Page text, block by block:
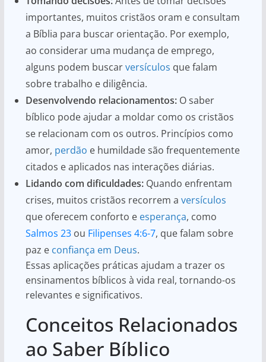
importantes, muitos cristãos oram e consultam
a Bíblia para buscar orientação. Por exemplo,
ao considerar uma mudança de emprego,
alguns podem buscarversículos que falam
sobre trabalho e diligência.
Desenvolvendo relacionamentos:O saber
bíblico pode ajudar a moldar como os cristãos
se relacionam com os outros. Princípios como
amor, perdão e humildade são frequentemente
citados e aplicados nas interações diárias.
Lidando com dificuldades:Quando enfrentam
crises, muitos cristãos recorrem a versículos
que oferecem conforto e esperança, como
Salmos 23ou Filipenses 4:6-7, que falam sobre
paz e confiança em Deus.
Essas aplicações práticas ajudam a trazer os
ensinamentos bíblicos à vida real, tornando-os
relevantes e significativos.
Conceitos Relacionados
ao Saber Bíblico